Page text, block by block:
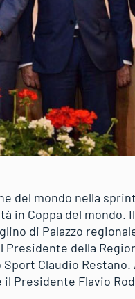
del mondo nella
in Coppa del mondo. Il
di Palazzo
Presidente della
Sport Claudio Restano.
Presidente Flavio